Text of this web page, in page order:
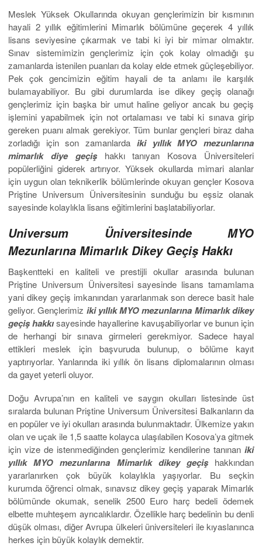
Meslek Yüksek Okullarında okuyan gençlerimizin bir kısmının
hayali 2 yıllık eğitimlerini Mimarlık bölümüne geçerek 4 yıllık
lisans seviyesine çıkarmak ve tabi ki iyi bir mimar olmaktır.
Sınav sistemimizin gençlerimiz için çok kolay olmadığı şu
zamanlarda istenilen puanları da kolay elde etmek güçleşebiliyor.
Pek çok gencimizin eğitim hayali de ta anlamı ile karşılık
bulamayabiliyor. Bu gibi durumlarda ise dikey geçiş olanağı
gençlerimiz için başka bir umut haline geliyor ancak bu geçiş
işlemini yapabilmek için not ortalaması ve tabi ki sınava girip
gereken puanı almak gerekiyor. Tüm bunlar gençleri biraz daha
zorladığı için son zamanlarda iki yıllık MYO mezunlarına
mimarlık diye geçiş hakkı tanıyan Kosova Üniversiteleri
popülerliğini giderek artırıyor. Yüksek okullarda mimari alanlar
için uygun olan teknikerlik bölümlerinde okuyan gençler Kosova
Priştine Universum Üniversitesinin sunduğu bu eşsiz olanak
sayesinde kolaylıkla lisans eğitimlerini başlatabiliyorlar.
Universum Üniversitesinde MYO
Mezunlarına Mimarlık Dikey Geçiş Hakkı
Başkentteki en kaliteli ve prestijli okullar arasında bulunan
Priştine Universum Üniversitesi sayesinde lisans tamamlama
yani dikey geçiş imkanından yararlanmak son derece basit hale
geliyor. Gençlerimiz iki yıllık MYO mezunlarına Mimarlık dikey
geçiş hakkısayesinde hayallerine kavuşabiliyorlar ve bunun için
de herhangi bir sınava girmeleri gerekmiyor. Sadece hayal
ettikleri meslek için başvuruda bulunup, o bölüme kayıt
yaptırıyorlar. Yanlarında iki yıllık ön lisans diplomalarının olması
da gayet yeterli oluyor.
Doğu Avrupa’nın en kaliteli ve saygın okulları listesinde üst
sıralarda bulunan Priştine Universum Üniversitesi Balkanların da
en popüler ve iyi okulları arasında bulunmaktadır. Ülkemize yakın
olan ve uçak ile 1,5 saatte kolayca ulaşılabilen Kosova’ya gitmek
için vize de istenmediğinden gençlerimiz kendilerine tanınan iki
yıllık MYO mezunlarına Mimarlık dikey geçişhakkından
yararlanırken çok büyük kolaylıkla yaşıyorlar. Bu seçkin
kurumda öğrenci olmak, sınavsız dikey geçiş yaparak Mimarlık
bölümünde okumak, senelik 2500 Euro harç bedeli ödemek
elbette muhteşem ayrıcalıklardır. Özellikle harç bedelinin bu denli
düşük olması, diğer Avrupa ülkeleri üniversiteleri ile kıyaslanınca
herkes için büyük kolaylık demektir.